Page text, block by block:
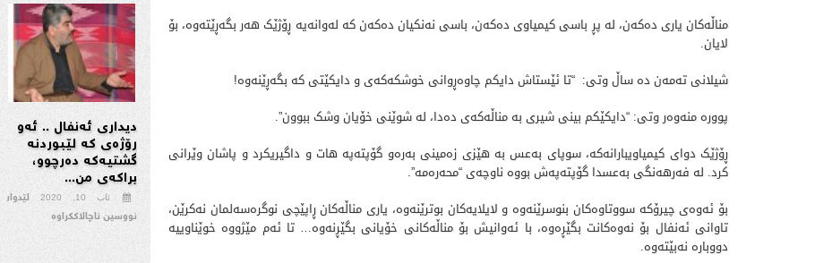
مناڵه‌کان یاری ده‌که‌ن، له‌ پڕ باسی کیمیاوی ده‌که‌ن، باسی نه‌نکیان ده‌که‌ن که‌ له‌وانه‌یه‌ ڕۆژێک هه‌ر بگه‌ڕێته‌وه، بۆ
لایان‌.
شیلانی ته‌مه‌ن ده‌ ساڵ وتی: “تا ئێستاش دایکم چاوه‌ڕوانی خوشکه‌که‌ی و دایکێتی که‌ بگه‌ڕێنه‌وه‌!
پووره‌ منه‌وه‌ر وتی: “دایکێکم بینی شیری به‌ مناڵه‌که‌ی ده‌دا، له‌ شوێنی خۆیان وشک ببوون”.
ڕۆژێک دوای کیمیاویبارانه‌که‌، سوپای به‌عس به‌ هێزی زه‌مینی به‌ره‌و گۆپته‌په‌ هات و داگیریکرد و پاشان وێرانی
کرد. له‌ فه‌رهه‌نگی به‌عسدا گۆپته‌په‌ش بووه‌ ناوچه‌ی “محه‌ره‌مه‌”.
بۆ ئه‌وه‌ی چیرۆکه‌ سووتاوه‌کان بنوسرێنه‌وه‌ و لایلایه‌کان بوترێنه‌وه‌، یاری مناڵەکان ڕاپێچی نوگرەسەلمان نەکرێن،
تاوانی ئه‌نفال بۆ نه‌وه‌کانت بگێڕه‌وه‌، با ئه‌وانیش بۆ مناڵه‌کانی خۆیانی بگێڕنه‌وه‌… تا ئه‌م مێژووه‌ خوێناوییه‌
دووباره‌ نه‌بێته‌وه‌.
دیداری ئەنفال .. ئەو
رۆژەی كە لێبوردنە
گشتیەكە دەرچوو،
براكەی من...
ئاب 10, 2020
لێدوان
نووسین ناچالاککراوە